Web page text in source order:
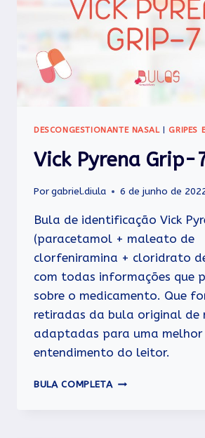
DESCONGESTIONANTE NASAL| GRIPES
Vick Pyrena Grip-
Porgabriel.diula 6 de junho de
Bula de identificação Vick
(paracetamol + maleato de
clorfeniramina + cloridrato
com todas informações que
sobre o medicamento. Que
retiradas da bula original de
adaptadas para uma
entendimento do leitor.
BULA COMPLETA VICK